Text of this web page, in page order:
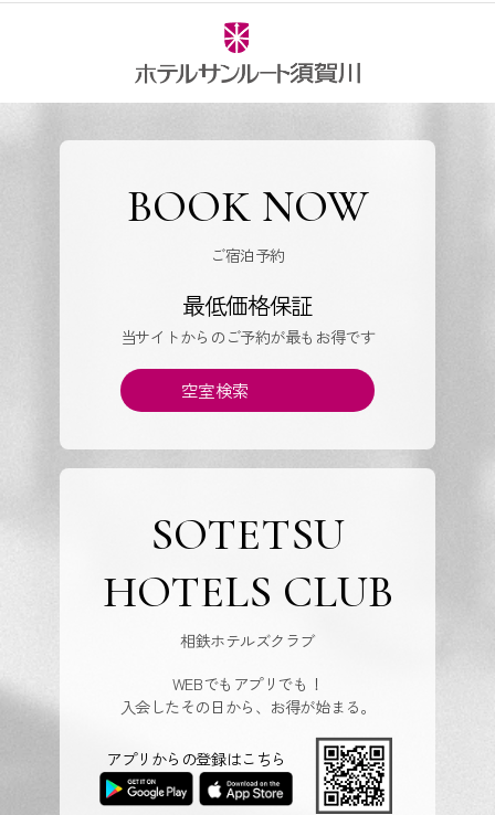
BOOK NOW
ご宿泊予約
最低価格保証
当サイトからのご予約が最もお得です
空室検索
SOTETSU
HOTELS CLUB
相鉄ホテルズクラブ
WEBでもアプリでも！
入会したその日から、お得が始まる。
アプリからの登録はこちら